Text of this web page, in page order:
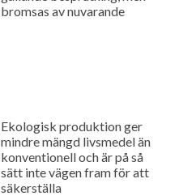
bromsas av nuvarande
Ekologisk produktion ger
mindre mängd livsmedel än
konventionell och är på så
sätt inte vägen fram för att
säkerställa